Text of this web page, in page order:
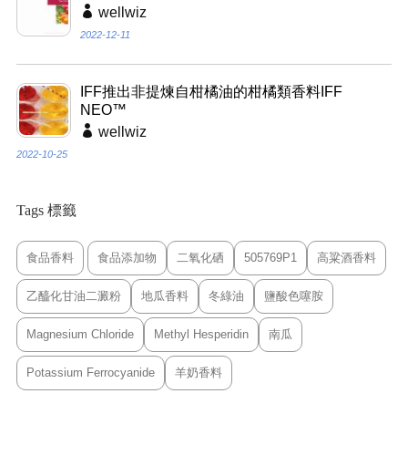
wellwiz
2022-12-11
IFF推出非提煉自柑橘油的柑橘類香料IFF
NEO™
wellwiz
2022-10-25
Tags 標籤
食品香料 食品添加物 二氧化硒 505769P1 高粱酒香料
乙醯化甘油二澱粉 地瓜香料 冬綠油 鹽酸色噻胺
Magnesium Chloride Methyl Hesperidin 南瓜
Potassium Ferrocyanide 羊奶香料